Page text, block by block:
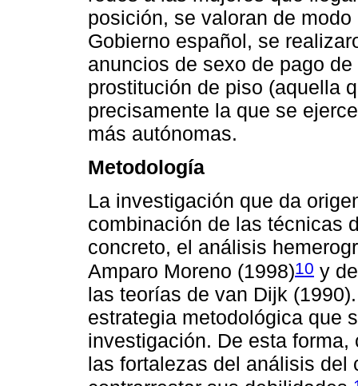
posición, se valoran de
Gobierno español, se
anuncios de sexo de pago
prostitución de piso (aquella
precisamente la que se
más autónomas.
Metodología
La investigación que da
combinación de las técnicas
concreto, el análisis
Amparo Moreno (1998)10 y
las teorías de van Dijk
estrategia metodológica que
investigación. De esta
las fortalezas del análisis